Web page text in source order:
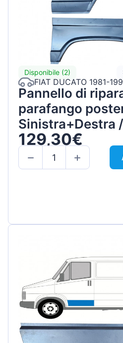
Disponibile (2)
FIAT DUCATO 1981-
Pannello di
parafango
Sinistra+Destra
129,30€